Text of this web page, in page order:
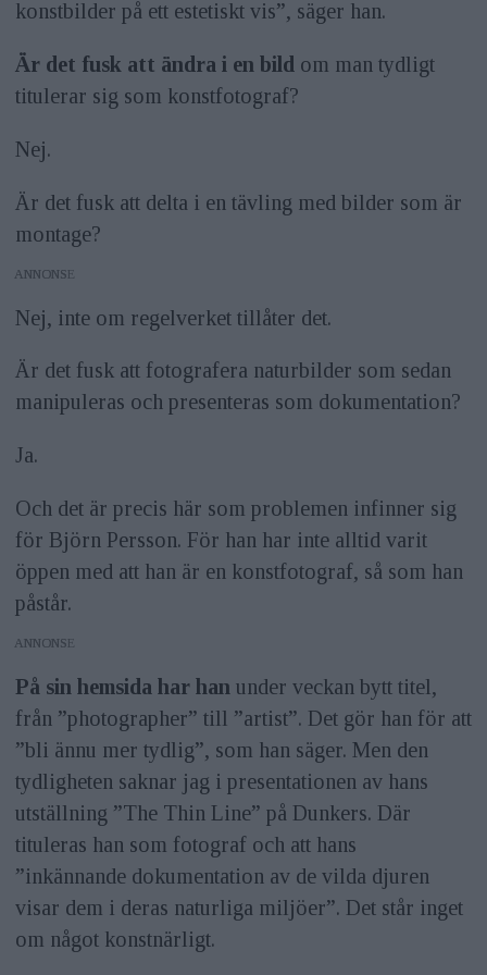
konstbilder på ett estetiskt vis”, säger han.
Är det fusk att ändra i en bild om man tydligt
titulerar sig som konstfotograf?
Nej.
Är det fusk att delta i en tävling med bilder som är
montage?
ANNONS
Nej, inte om regelverket tillåter det.
Är det fusk att fotografera naturbilder som sedan
manipuleras och presenteras som dokumentation?
Ja.
Och det är precis här som problemen infinner sig
för Björn Persson. För han har inte alltid varit
öppen med att han är en konstfotograf, så som han
påstår.
ANNONS
På sin hemsida har han under veckan bytt titel,
från ”photographer” till ”artist”. Det gör han för att
”bli ännu mer tydlig”, som han säger. Men den
tydligheten saknar jag i presentationen av hans
utställning ”The Thin Line” på Dunkers. Där
tituleras han som fotograf och att hans
”inkännande dokumentation av de vilda djuren
visar dem i deras naturliga miljöer”. Det står inget
om något konstnärligt.